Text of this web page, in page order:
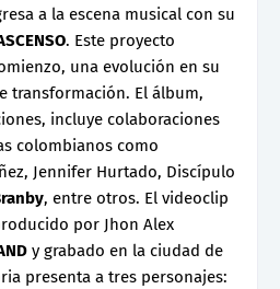
a la escena musical con su
. Este proyecto
una evolución en su
transformación. El álbum,
incluye colaboraciones
colombianos como
Jennifer Hurtado, Discípulo
, entre otros. El videoclip
por Jhon Alex
y grabado en la ciudad de
presenta a tres personajes: